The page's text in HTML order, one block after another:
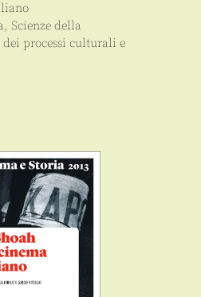
, Scienze della
dei processi culturali e